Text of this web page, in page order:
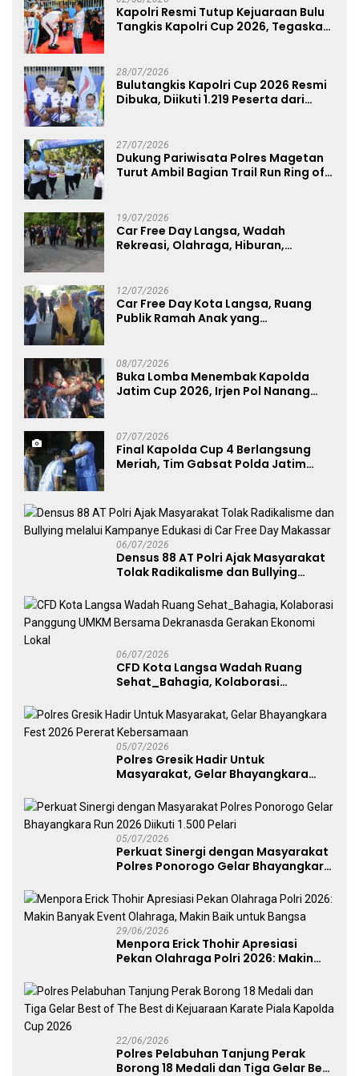
Kapolri Resmi Tutup Kejuaraan Bulu
Tangkis Kapolri Cup 2026, Tegaskan
28/07/2026
Bulutangkis Kapolri Cup 2026 Resmi
Dibuka, Diikuti 1.219 Peserta dari
27/07/2026
Dukung Pariwisata Polres Magetan
Turut Ambil Bagian Trail Run Ring of
19/07/2026
Car Free Day Langsa, Wadah
Rekreasi, Olahraga, Hiburan,
12/07/2026
Car Free Day Kota Langsa, Ruang
Publik Ramah Anak yang
08/07/2026
Buka Lomba Menembak Kapolda
Jatim Cup 2026, Irjen Pol Nanang
07/07/2026
Final Kapolda Cup 4 Berlangsung
Meriah, Tim Gabsat Polda Jatim
06/07/2026
Densus 88 AT Polri Ajak Masyarakat
Tolak Radikalisme dan Bullying
Free Day Makassar
06/07/2026
CFD Kota Langsa Wadah Ruang
Sehat_Bahagia, Kolaborasi
Dekranasda Gerakan Ekonomi Lokal
05/07/2026
Polres Gresik Hadir Untuk
Masyarakat, Gelar Bhayangkara
05/07/2026
Perkuat Sinergi dengan Masyarakat
Polres Ponorogo Gelar Bhayangkara
29/06/2026
Menpora Erick Thohir Apresiasi
Pekan Olahraga Polri 2026: Makin
untuk Bangsa
22/06/2026
Polres Pelabuhan Tanjung Perak
Borong 18 Medali dan Tiga Gelar Best